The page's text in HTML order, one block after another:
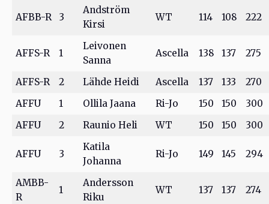
AFBB-R 3
Andström
Kirsi
WT 114 108 222
AFFS-R 1
Leivonen
Sanna
Ascella 138 137 275
AFFS-R 2 Lähde Heidi Ascella 137 133
270
AFFU
1 Ollila Jaana Ri-Jo 150 150
300
AFFU
2 Raunio Heli WT 150 150 300
AFFU 3
Katila
Johanna
Ri-Jo 149 145 294
AMBB-
R
1
Andersson
Riku
WT 137 137 274